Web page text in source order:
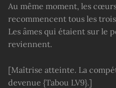
Au même moment, les
recommencent tous les
Les âmes qui étaient sur le
reviennent.
[Maîtrise atteinte. La
devenue {Tabou LV9}.]